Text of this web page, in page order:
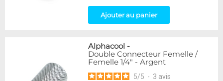
Ajouter au panier
Alphacool -
Double Connecteur Femelle /
Femelle 1/4" - Argent
5/5 - 3 avis